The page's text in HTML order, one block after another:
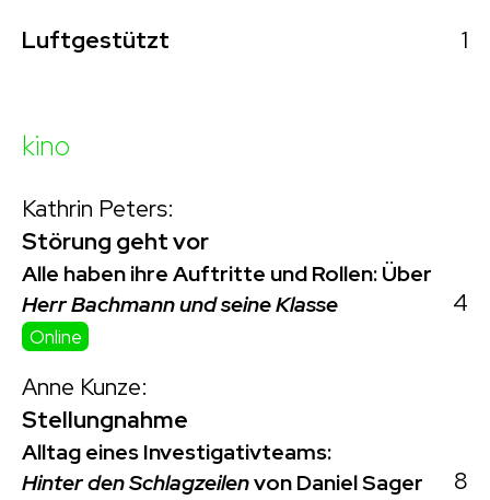
Luftgestützt 1
kino
Kathrin Peters:
Störung geht vor
Alle haben ihre Auftritte und Rollen: Über
Herr Bachmann und seine Klasse
Online
4
Anne Kunze:
Stellungnahme
Alltag eines Investigativteams:
Hinter den Schlagzeilenvon Daniel Sager 8